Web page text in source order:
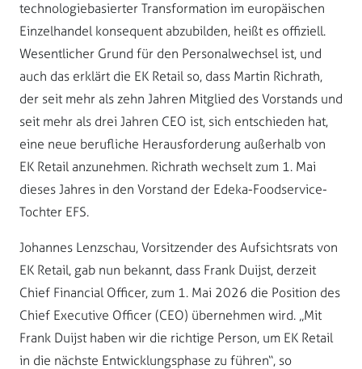
technologiebasierter Transformation im europäischen
Einzelhandel konsequent abzubilden, heißt es offiziell.
Wesentlicher Grund für den Personalwechsel ist, und
auch das erklärt die EK Retail so, dass Martin Richrath,
der seit mehr als zehn Jahren Mitglied des Vorstands und
seit mehr als drei Jahren CEO ist, sich entschieden hat,
eine neue berufliche Herausforderung außerhalb von
EK Retail anzunehmen. Richrath wechselt zum 1. Mai
dieses Jahres in den Vorstand der Edeka-Foodservice-
Tochter EFS.
Johannes Lenzschau, Vorsitzender des Aufsichtsrats von
EK Retail, gab nun bekannt, dass Frank Duijst, derzeit
Chief Financial Officer, zum 1. Mai 2026 die Position des
Chief Executive Officer (CEO) übernehmen wird. „Mit
Frank Duijst haben wir die richtige Person, um EK Retail
in die nächste Entwicklungsphase zu führen“, so